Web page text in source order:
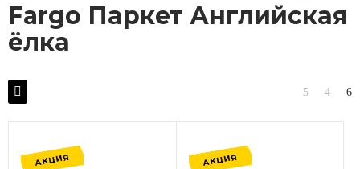
Fargo Паркет Английская
ёлка
АКЦИЯ АКЦИЯ